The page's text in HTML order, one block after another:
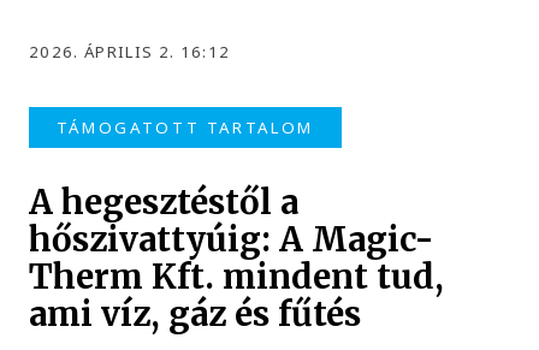
2026. ÁPRILIS 2. 16:12
TÁMOGATOTT TARTALOM
A hegesztéstől a
hőszivattyúig: A Magic-
Therm Kft. mindent tud,
ami víz, gáz és fűtés